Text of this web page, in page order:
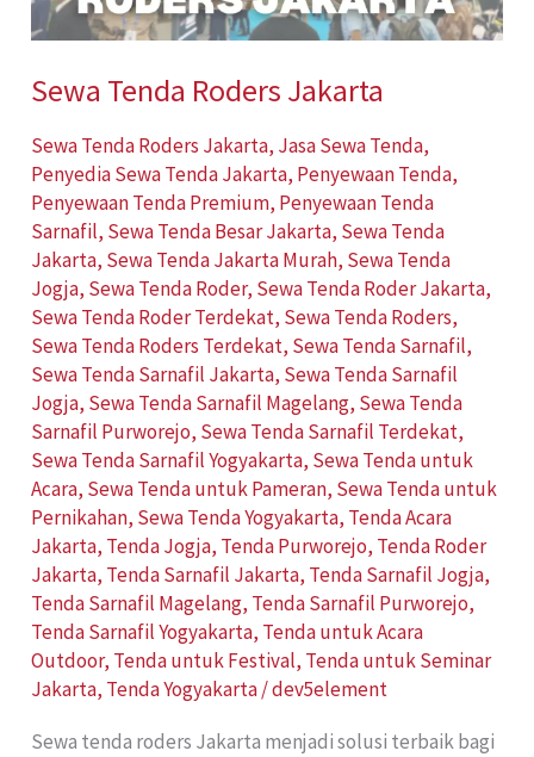
Sewa Tenda Roders Jakarta
Sewa Tenda Roders Jakarta, Jasa Sewa Tenda,
Penyedia Sewa Tenda Jakarta, Penyewaan Tenda,
Penyewaan Tenda Premium, Penyewaan Tenda
Sarnafil, Sewa Tenda Besar Jakarta, Sewa Tenda
Jakarta, Sewa Tenda Jakarta Murah, Sewa Tenda
Jogja, Sewa Tenda Roder, Sewa Tenda Roder Jakarta,
Sewa Tenda Roder Terdekat, Sewa Tenda Roders,
Sewa Tenda Roders Terdekat, Sewa Tenda Sarnafil,
Sewa Tenda Sarnafil Jakarta, Sewa Tenda Sarnafil
Jogja, Sewa Tenda Sarnafil Magelang, Sewa Tenda
Sarnafil Purworejo, Sewa Tenda Sarnafil Terdekat,
Sewa Tenda Sarnafil Yogyakarta, Sewa Tenda untuk
Acara, Sewa Tenda untuk Pameran, Sewa Tenda untuk
Pernikahan, Sewa Tenda Yogyakarta, Tenda Acara
Jakarta, Tenda Jogja, Tenda Purworejo, Tenda Roder
Jakarta, Tenda Sarnafil Jakarta, Tenda Sarnafil Jogja,
Tenda Sarnafil Magelang, Tenda Sarnafil Purworejo,
Tenda Sarnafil Yogyakarta, Tenda untuk Acara
Outdoor, Tenda untuk Festival, Tenda untuk Seminar
Jakarta, Tenda Yogyakarta/dev5element
Sewa tenda roders Jakarta menjadi solusi terbaik bagi